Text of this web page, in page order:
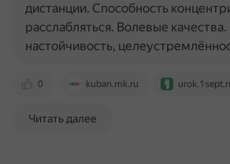
0 kuban.mk.ru
дистанции. Способность
расслабляться. Волевые
настойчивость,
Читать далее